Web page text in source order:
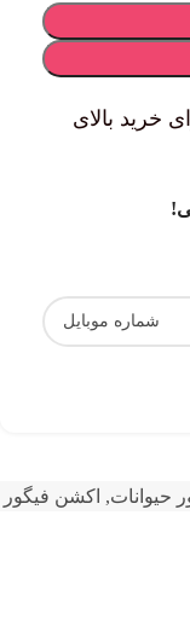
خرید بالای
حیوانات, اکشن فیگور